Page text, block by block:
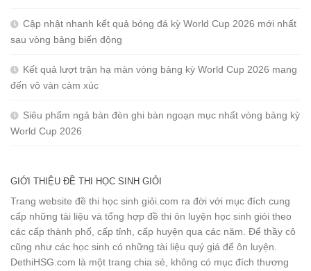
Cập nhật nhanh kết quả bóng đá kỳ World Cup 2026 mới nhất
sau vòng bảng biến động
Kết quả lượt trận hạ màn vòng bảng kỳ World Cup 2026 mang
đến vô vàn cảm xúc
Siêu phẩm ngả bàn đèn ghi bàn ngoạn mục nhất vòng bảng kỳ
World Cup 2026
GIỚI THIỆU ĐỀ THI HỌC SINH GIỎI
Trang website đề thi học sinh giỏi.com ra đời với mục đích cung
cấp những tài liệu và tổng hợp đề thi ôn luyện học sinh giỏi theo
các cấp thành phố, cấp tỉnh, cấp huyện qua các năm. Để thầy cô
cũng như các học sinh có những tài liệu quý giá để ôn luyện.
DethiHSG.com là một trang chia sẻ, không có mục đích thương